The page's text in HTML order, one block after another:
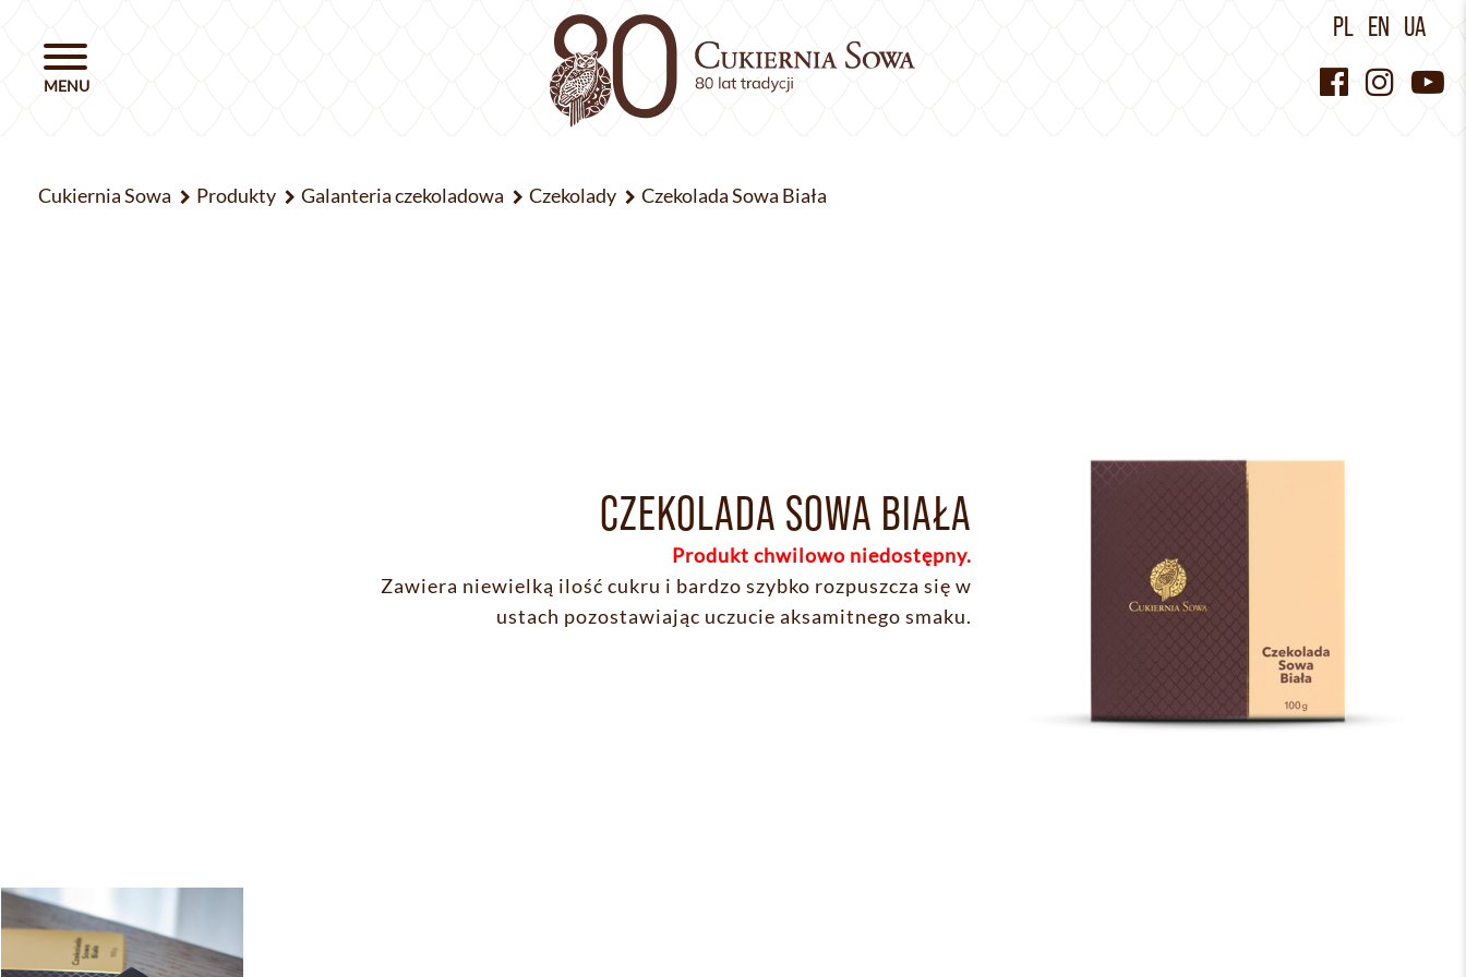
PL EN UA
Cukiernia Sowa Produkty Galanteria czekoladowa Czekolady Czekolada Sowa Biała
CZEKOLADA SOWA BIAŁA
Produkt chwilowo niedostępny.
Zawiera niewielką ilość cukru i bardzo szybko rozpuszcza się w
ustach pozostawiając uczucie aksamitnego smaku.